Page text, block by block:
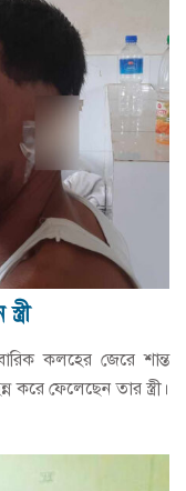
কলহের জেরে শান্ত
করে ফেলেছেন তার স্ত্রী।